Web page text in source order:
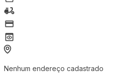
Nenhum endereço cadastrado